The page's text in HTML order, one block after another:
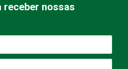
receber nossas